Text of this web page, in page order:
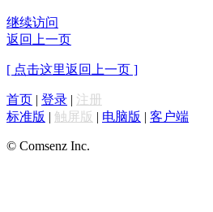
继续访问
返回上一页
[ 点击这里返回上一页 ]
首页 | 登录 | 注册
标准版 | 触屏版 | 电脑版 | 客户端
© Comsenz Inc.